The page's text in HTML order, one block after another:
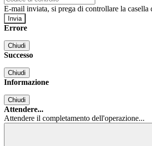
E-mail inviata, si prega di controllare la casella
Errore
Chiudi
Successo
Chiudi
Informazione
Chiudi
Attendere...
Attendere il completamento dell'operazione...